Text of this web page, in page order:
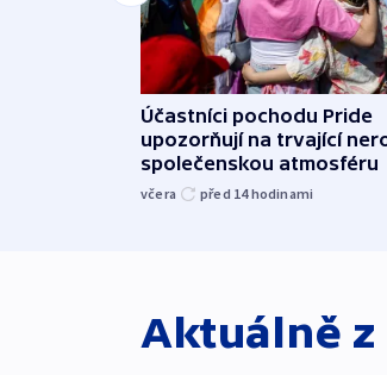
Účastníci pochodu Pride
upozorňují na trvající
společenskou atmosféru
včera před 14hodinami
Aktuálně